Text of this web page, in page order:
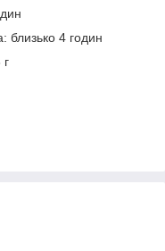
близько 4 годин
г